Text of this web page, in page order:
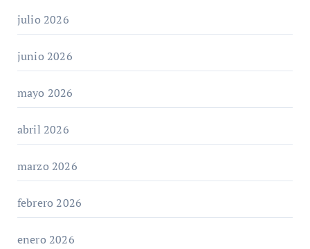
julio 2026
junio 2026
mayo 2026
abril 2026
marzo 2026
febrero 2026
enero 2026